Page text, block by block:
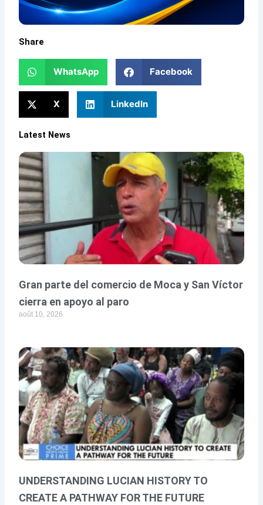
Share
WhatsApp Facebook
X LinkedIn
Latest News
Gran parte del comercio de Moca y San Víctor
cierra en apoyo al paro
août 10, 2026
UNDERSTANDING LUCIAN HISTORY TO
CREATE A PATHWAY FOR THE FUTURE